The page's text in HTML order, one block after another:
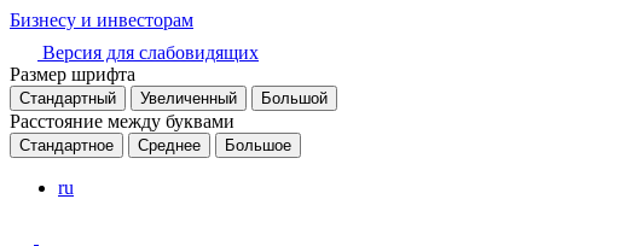
Бизнесу и инвесторам
Версия для слабовидящих
Размер шрифта
Стандартный Увеличенный Большой
Расстояние между буквами
Стандартное Среднее Большое
ru